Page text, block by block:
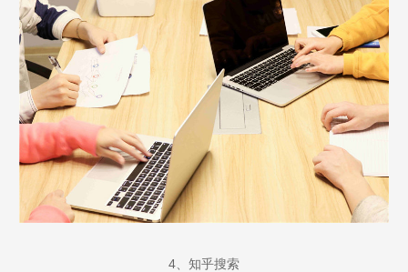
4、知乎搜索